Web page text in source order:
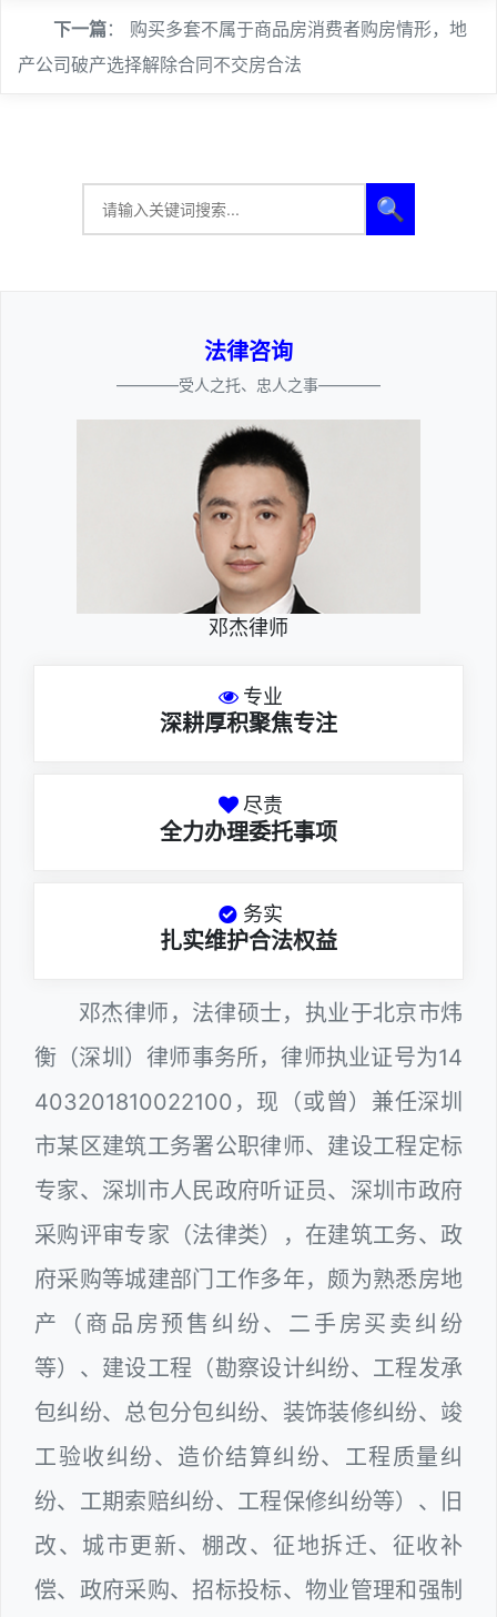
下一篇： 购买多套不属于商品房消费者购房情形，地
产公司破产选择解除合同不交房合法
🔍
法律咨询
————受人之托、忠人之事————
邓杰律师
专业
深耕厚积聚焦专注
尽责
全力办理委托事项
务实
扎实维护合法权益
邓杰律师，法律硕士，执业于北京市炜
衡（深圳）律师事务所，律师执业证号为14
403201810022100，现（或曾）兼任深圳
市某区建筑工务署公职律师、建设工程定标
专家、深圳市人民政府听证员、深圳市政府
采购评审专家（法律类），在建筑工务、政
府采购等城建部门工作多年，颇为熟悉房地
产（商品房预售纠纷、二手房买卖纠纷
等）、建设工程（勘察设计纠纷、工程发承
包纠纷、总包分包纠纷、装饰装修纠纷、竣
工验收纠纷、造价结算纠纷、工程质量纠
纷、工期索赔纠纷、工程保修纠纷等）、旧
改、城市更新、棚改、征地拆迁、征收补
偿、政府采购、招标投标、物业管理和强制